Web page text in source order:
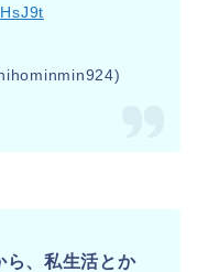
ら、私生活とか